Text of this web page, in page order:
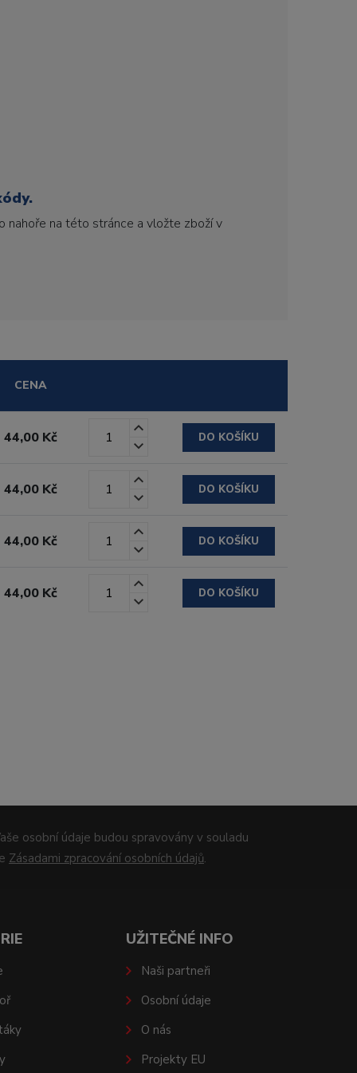
nahoře na této stránce a vložte zboží v
CENA
44,00 Kč DO KOŠÍKU
44,00 Kč DO KOŠÍKU
44,00 Kč DO KOŠÍKU
44,00 Kč DO KOŠÍKU
osobní údaje budou spravovány v souladu
Zásadami zpracování osobních údajů.
UŽITEČNÉ INFO
Naši partneři
Osobní údaje
O nás
Projekty EU